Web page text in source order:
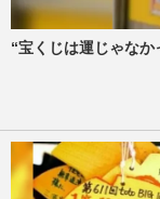
“宝くじは運じゃな